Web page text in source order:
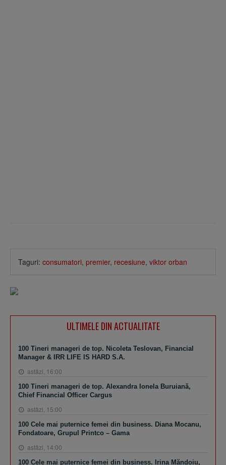
Taguri: consumatori, premier, recesiune, viktor orban
ULTIMELE DIN ACTUALITATE
100 Tineri manageri de top. Nicoleta Teslovan, Financial
Manager & IRR LIFE IS HARD S.A.
astăzi, 16:00
100 Tineri manageri de top. Alexandra Ionela Buruiană,
Chief Financial Officer Cargus
astăzi, 15:00
100 Cele mai puternice femei din business. Diana Mocanu,
Fondatoare, Grupul Printco – Gama
astăzi, 14:00
100 Cele mai puternice femei din business. Irina Măndoiu,